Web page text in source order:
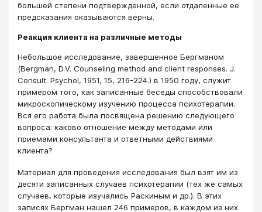
большей степени подтвержденной, если отдаленные ее
предсказания оказываются верны.
Реакция клиента на различные методы
Небольшое исследование, завершенное Бергманом
(Bergman, D.V. Counseling method and client responses. J.
Consult. Psychol, 1951, 15, 216-224.) в 1950 году, служит
примером того, как записанные беседы способствовали
микроскопическому изучению процесса психотерапии.
Вся его работа была посвящена решению следующего
вопроса: каково отношение между методами или
приемами консультанта и ответными действиями
клиента?
Материал для проведения исследования был взят им из
десяти записанных случаев психотерапии (тех же самых
случаев, которые изучались Раскиным и др.). В этих
записях Бергман нашел 246 примеров, в каждом из них